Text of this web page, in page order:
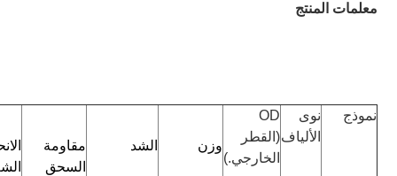
معلمات المنتج
نموذج
الألياف
OD
الخارجي.)
وزن الشد
السحق